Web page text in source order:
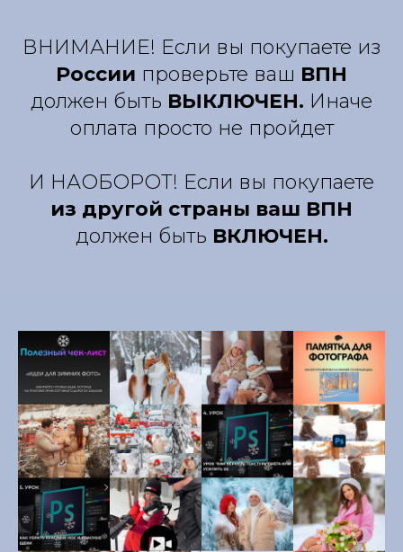
ВНИМАНИЕ! Если вы покупаете из
России проверьте ваш ВПН
должен быть ВЫКЛЮЧЕН. Иначе
оплата просто не пройдет
И НАОБОРОТ! Если вы покупаете
из другой страны ваш ВПН
должен быть ВКЛЮЧЕН.